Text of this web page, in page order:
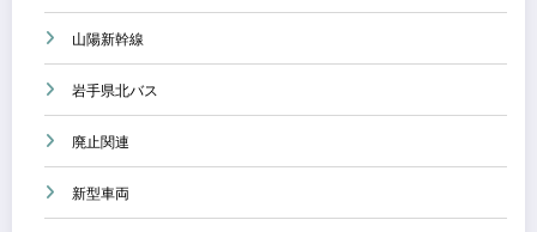
山陽新幹線
岩手県北バス
廃止関連
新型車両